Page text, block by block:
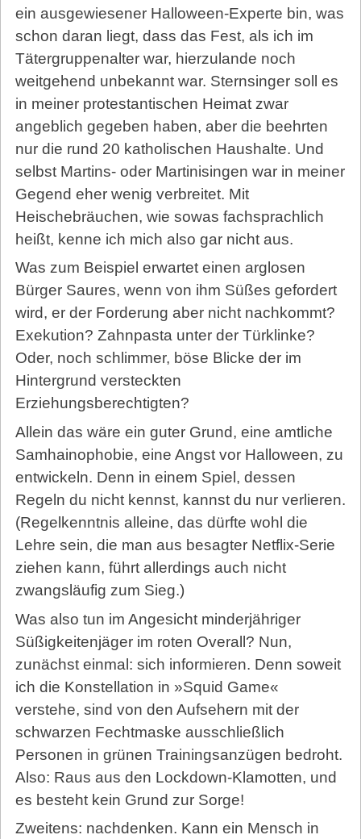
ein ausgewiesener Halloween-Experte bin, was
schon daran liegt, dass das Fest, als ich im
Täter­gruppen­alter war, hierzulande noch
weitgehend unbekannt war. Sternsinger soll es
in meiner protestantischen Heimat zwar
angeblich gegeben haben, aber die beehrten
nur die rund 20 katholischen Haushalte. Und
selbst Martins- oder Martinisingen war in meiner
Gegend eher wenig verbreitet. Mit
Heischebräuchen, wie sowas fachsprachlich
heißt, kenne ich mich also gar nicht aus.
Was zum Beispiel erwartet einen arglosen
Bürger Saures, wenn von ihm Süßes gefordert
wird, er der Forderung aber nicht nachkommt?
Exekution? Zahnpasta unter der Türklinke?
Oder, noch schlimmer, böse Blicke der im
Hintergrund versteckten
Erziehungsberechtigten?
Allein das wäre ein guter Grund, eine amtliche
Samhainophobie, eine Angst vor Halloween, zu
entwickeln. Denn in einem Spiel, dessen
Regeln du nicht kennst, kannst du nur verlieren.
(Regelkenntnis alleine, das dürfte wohl die
Lehre sein, die man aus besagter Netflix-Serie
ziehen kann, führt allerdings auch nicht
zwangsläufig zum Sieg.)
Was also tun im Angesicht minderjähriger
Süßigkeitenjäger im roten Overall? Nun,
zunächst einmal: sich informieren. Denn soweit
ich die Konstellation in »Squid Game«
verstehe, sind von den Aufsehern mit der
schwarzen Fechtmaske ausschließlich
Personen in grünen Trainingsanzügen bedroht.
Also: Raus aus den Lockdown-Klamotten, und
es besteht kein Grund zur Sorge!
Zweitens: nachdenken. Kann ein Mensch in